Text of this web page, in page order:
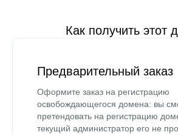
Как получить этот
Предварительный заказ
Оформите заказ на регистрацию
освобождающегося домена: вы
претендовать на регистрацию
текущий администратор его не